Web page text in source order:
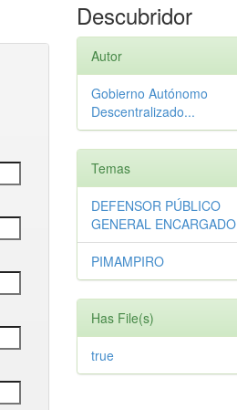
Descubridor
Autor
Gobierno Autónomo
Descentralizado...
Temas
DEFENSOR PÚBLICO
GENERAL ENCARGADO
PIMAMPIRO
Has File(s)
true